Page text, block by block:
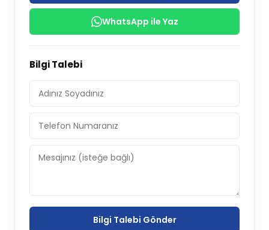
WhatsApp ile Yaz
Bilgi Talebi
Bilgi Talebi Gönder